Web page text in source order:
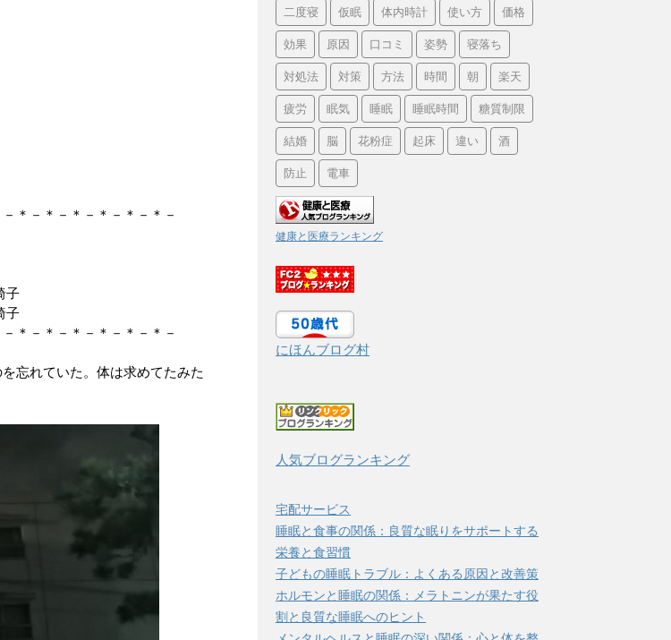
＊－＊－＊－＊－＊－＊－
子
子
＊－＊－＊－＊－＊－＊－
忘れていた。体は求めてたみた
二度寝 仮眠 体内時計 使い方 価格
効果 原因 口コミ 姿勢 寝落ち
対処法 対策 方法 時間 朝 楽天
疲労 眠気 睡眠 睡眠時間 糖質制限
結婚 脳 花粉症 起床 違い 酒
防止 電車
健康と医療ランキング
にほんブログ村
人気ブログランキング
宅配サービス
睡眠と食事の関係：良質な眠りをサポートする
栄養と食習慣
子どもの睡眠トラブル：よくある原因と改善策
ホルモンと睡眠の関係：メラトニンが果たす役
割と良質な睡眠へのヒント